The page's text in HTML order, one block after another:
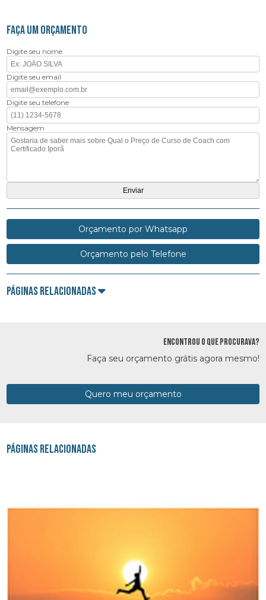
FAÇA UM ORÇAMENTO
Digite seu nome
Digite seu email
Digite seu telefone
Mensagem
Orçamento por Whatsapp
Orçamento pelo Telefone
Páginas Relacionadas
ENCONTROU O QUE PROCURAVA?
Faça seu orçamento grátis agora mesmo!
Quero meu orçamento
Páginas Relacionadas